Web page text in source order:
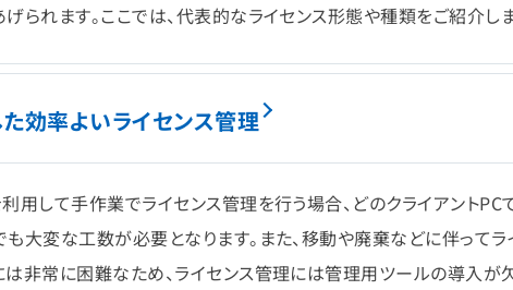
られます。ここでは、代表的なライセンス形態や種類をご紹介しま
効率よいライセンス管理
用して手作業でライセンス管理を行う場合、どのクライアントPC
大変な工数が必要となります。また、移動や廃棄などに伴って
非常に困難なため、ライセンス管理には管理用ツールの導入が